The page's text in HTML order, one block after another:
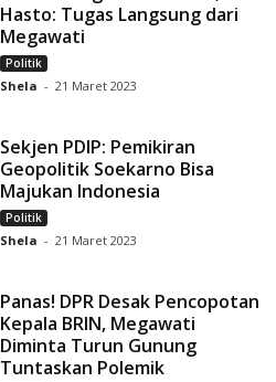
Hasto: Tugas Langsung dari
Megawati
Politik
Shela - 21 Maret 2023
Sekjen PDIP: Pemikiran
Geopolitik Soekarno Bisa
Majukan Indonesia
Politik
Shela - 21 Maret 2023
Panas! DPR Desak Pencopotan
Kepala BRIN, Megawati
Diminta Turun Gunung
Tuntaskan Polemik